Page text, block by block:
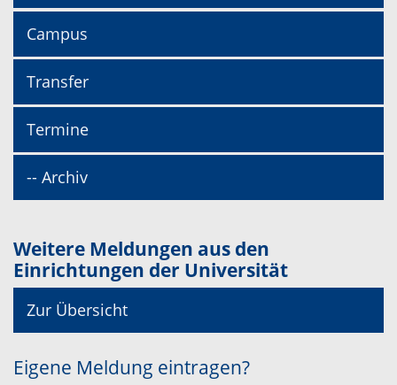
Campus
Transfer
Termine
-- Archiv
Weitere Meldungen aus den
Einrichtungen der Universität
Zur Übersicht
Eigene Meldung eintragen?